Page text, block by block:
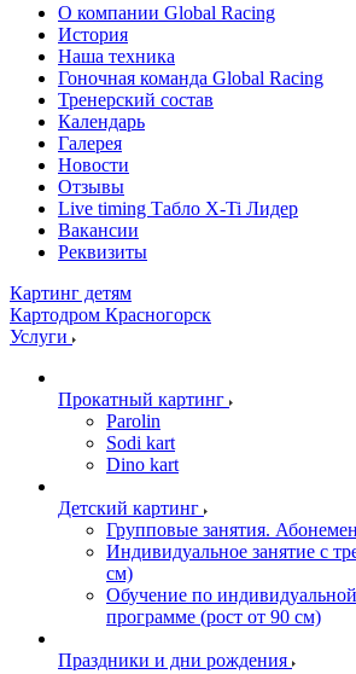
О компании Global Racing
История
Наша техника
Гоночная команда Global Racing
Тренерский состав
Календарь
Галерея
Новости
Отзывы
Live timing Табло X-Ti Лидер
Вакансии
Реквизиты
Картинг детям
Картодром Красногорск
Услуги
Прокатный картинг
Parolin
Sodi kart
Dino kart
Детский картинг
Групповые занятия.
Индивидуальное занятие с
см)
Обучение по
программе (рост от 90 см)
Праздники и дни рождения